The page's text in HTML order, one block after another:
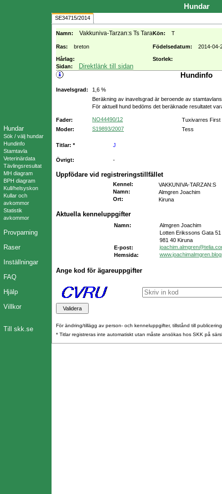
Hundar
Sök / välj hundar
Hundinfo
Stamtavla
Veterinärdata
Tävlingsresultat
MH diagram
BPH diagram
Kull/helsyskon
Kullar och
avkommor
Statistik
avkommor
Provparning
Raser
Inställningar
FAQ
Hjälp
Villkor
Till skk.se
Hundar
SE34715/2014
Namn: Vakkuniva-Tarzan:s Ts TaraKön: T
Ras: breton Födelsedatum: 2014-04-
Hårlag:
Storlek:
Sidan:
Direktlänk till sidan
Hundinfo
Inavelsgrad:
1,6 %
Beräkning av inavelsgrad är beroende av
För aktuell hund bedöms det beräknade resultatet
Fader: NO44490/12
Tuxivarres First
Moder:
S19893/2007 Tess
Titlar: * J
Övrigt: -
Uppfödare vid registreringstillfället
Kennel :
VAKKUNIVA-TARZAN:S
Namn:
Almgren Joachim
Ort: Kiruna
Aktuella kenneluppgifter
Namn:
Almgren Joachim
Lotten Erikssons Gata
981 40 Kiruna
E-post:
Hemsida:
Ange kod för ägareuppgifter
För ändring/tillägg av person- och kenneluppgifter, tillstånd till
* Titlar registreras inte automatiskt utan måste ansökas hos SKK på